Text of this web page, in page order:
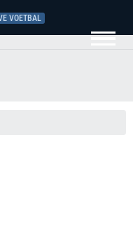
VOETBAL